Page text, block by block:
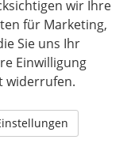
wir Ihre
für Marketing,
Sie uns Ihr
Einwilligung
widerrufen.